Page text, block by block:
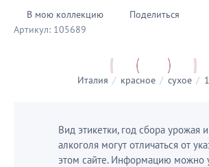
В мою коллекцию
Поделиться
Артикул: 105689
Италия / красное / сухое /
Вид этикетки, год сбора урожая
алкоголя могут отличаться от
этом сайте. Информацию можно